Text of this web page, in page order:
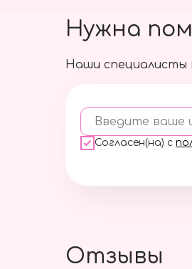
Наши
Введите ваше
Согласен(на) с
Нужна
Отзывы